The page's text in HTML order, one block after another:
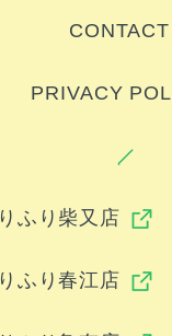
CONTACT
PRIVACY
りふり柴又店
りふり春江店